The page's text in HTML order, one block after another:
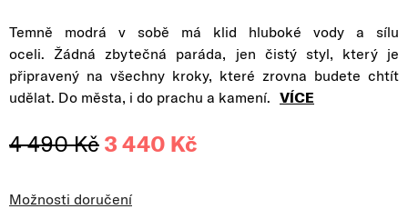
Temně modrá v sobě má klid hluboké vody a sílu
oceli. Žádná zbytečná paráda, jen čistý styl, který je
připravený na všechny kroky, které zrovna budete chtít
udělat. Do města, i do prachu a kamení. VÍCE
4 490 Kč 3 440 Kč
Možnosti doručení